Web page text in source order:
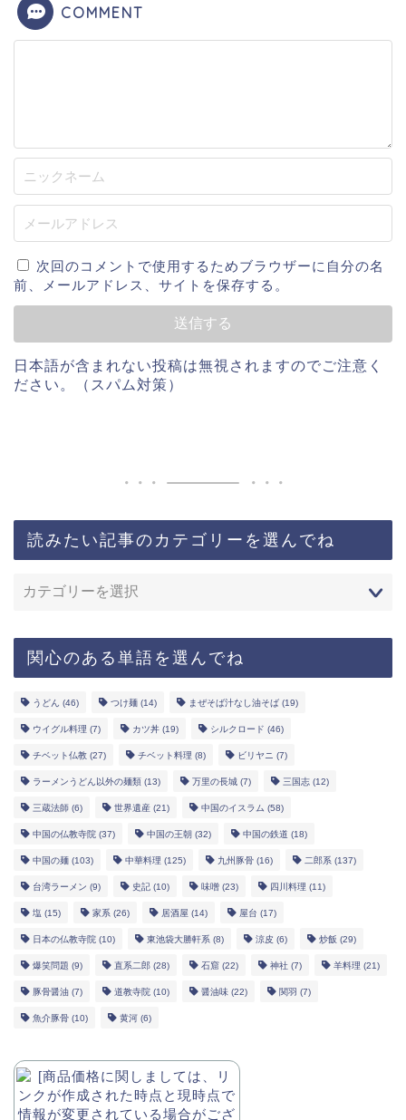
COMMENT
次回のコメントで使用するためブラウザーに自分の名
前、メールアドレス、サイトを保存する。
日本語が含まれない投稿は無視されますのでご注意く
ださい。（スパム対策）
読みたい記事のカテゴリーを選んでね
関心のある単語を選んでね
うどん (46) つけ麺 (14) まぜそば汁なし油そば (19)
ウイグル料理 (7) カツ丼 (19) シルクロード (46)
チベット仏教 (27) チベット料理 (8) ビリヤニ (7)
ラーメンうどん以外の麺類 (13) 万里の長城 (7) 三国志 (12)
三蔵法師 (6) 世界遺産 (21) 中国のイスラム (58)
中国の仏教寺院 (37) 中国の王朝 (32) 中国の鉄道 (18)
中国の麺 (103) 中華料理 (125) 九州豚骨 (16) 二郎系 (137)
台湾ラーメン (9) 史記 (10) 味噌 (23) 四川料理 (11)
塩 (15) 家系 (26) 居酒屋 (14) 屋台 (17)
日本の仏教寺院 (10) 東池袋大勝軒系 (8) 涼皮 (6) 炒飯 (29)
爆笑問題 (9) 直系二郎 (28) 石窟 (22) 神社 (7) 羊料理 (21)
豚骨醤油 (7) 道教寺院 (10) 醤油味 (22) 関羽 (7)
魚介豚骨 (10) 黄河 (6)